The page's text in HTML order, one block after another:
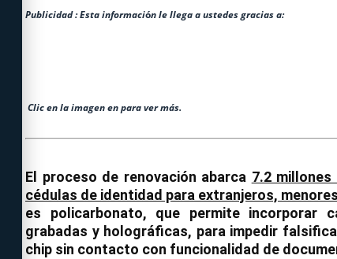
Publicidad : Esta información le llega a ustedes gracias a:
Clic en la imagen en para ver más.
El proceso de renovación abarca 7.2
cédulas de identidad para extranjeros,
es policarbonato, que permite incorporar
grabadas y holográficas, para impedir
chip sin contacto con funcionalidad de